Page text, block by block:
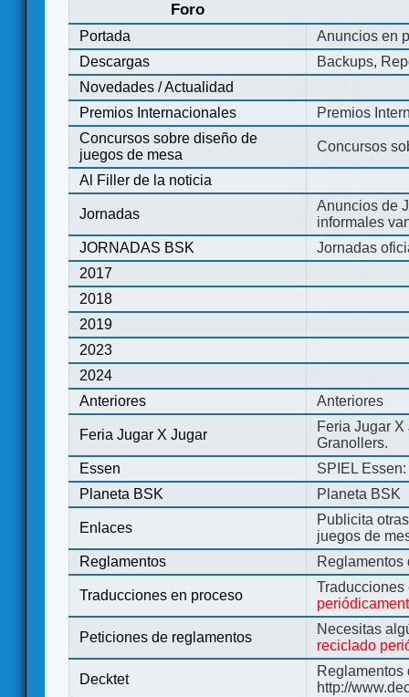
Foro
Portada
Anuncios en
Descargas
Backups,
Novedades / Actualidad
Premios Internacionales
Premios
Concursos sobre diseño de
juegos de mesa
Concursos
Al Filler de la noticia
Jornadas
Anuncios de
informales
JORNADAS BSK
Jornadas
2017
2018
2019
2023
2024
Anteriores
Anteriores
Feria Jugar X Jugar
Feria Jugar
Granollers.
Essen
SPIEL
Planeta BSK
Planeta BSK
Enlaces
Publicita
juegos de
Reglamentos
Reglamentos
Traducciones en proceso
Peticiones de reglamentos
Necesitas
reciclado
Decktet
Reglamentos
http://